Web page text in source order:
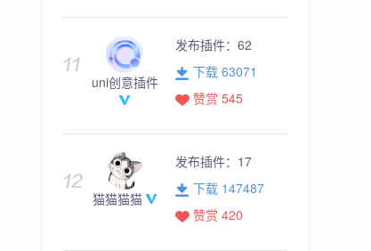
uni创意插件
发布插件： 62
下载 63071
赞赏 545
猫猫猫猫
发布插件： 17
下载 147487
赞赏 420